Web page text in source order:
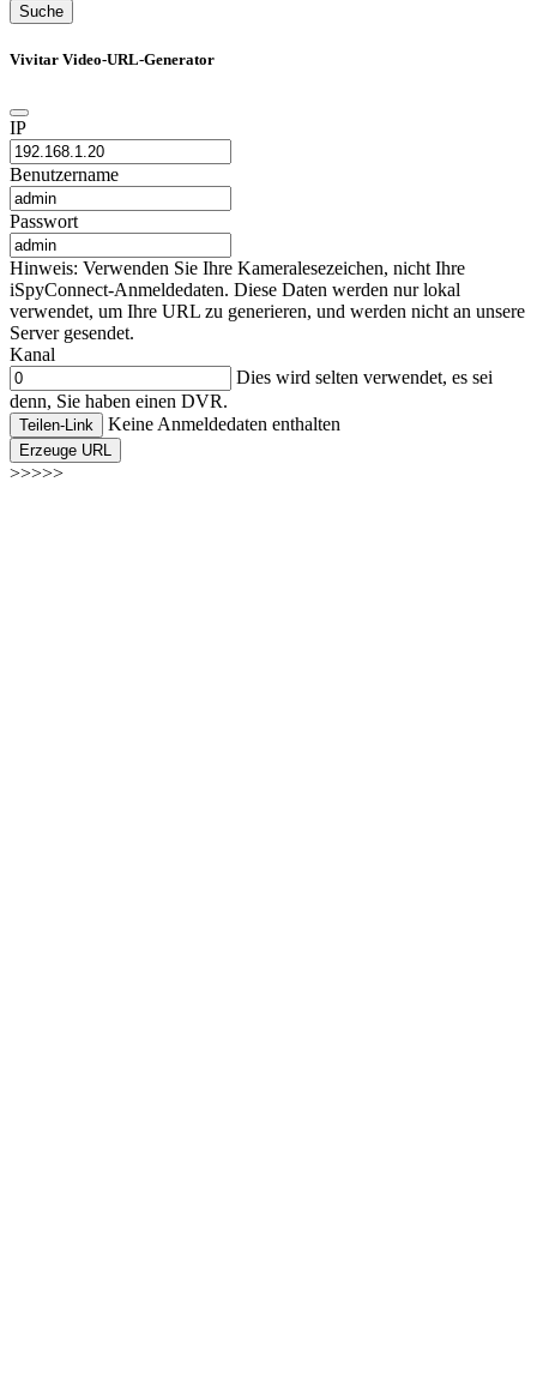
Suche
Vivitar Video-URL-Generator
IP
Benutzername
Passwort
Hinweis: Verwenden Sie Ihre Kameralesezeichen, nicht Ihre
iSpyConnect-Anmeldedaten. Diese Daten werden nur lokal
verwendet, um Ihre URL zu generieren, und werden nicht an unsere
Server gesendet.
Kanal
Dies wird selten verwendet, es sei
denn, Sie haben einen DVR.
Teilen-Link Keine Anmeldedaten enthalten
Erzeuge URL
>>>>>